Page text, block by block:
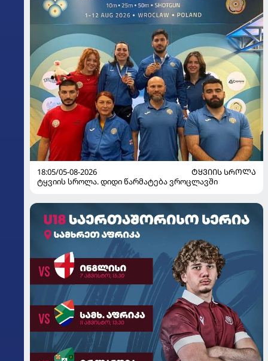
18:05/05-08-2026
ᲢᲧᲕᲘᲘᲡ ᲡᲠᲝᲚᲐ
ტყვიის სროლა. დიდი წარმატება ვროცლავში